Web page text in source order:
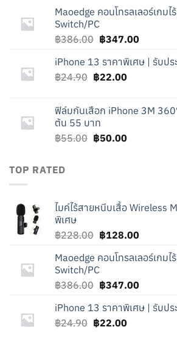
was:
฿228.00.
is:
Maoedge คอนโทรลเลอร์เกม
Switch/PC
฿386.00 Original
was:
฿386.00.
฿347.00Current
is:
iPhone 13 ราคาพิเศษ | รับป
฿24.90 Original
฿24.90.
฿22.00Current
฿22.00.
ฟิล์มกันเสือก iPhone 3M
ต้น 55 บาท
฿55.00 Original
฿50.00Current
TOP RATED
ไมค์ไร้สายหนีบเสื้อ Wireless
พิเศษ
฿228.00 Original
was:
฿228.00.
฿128.00Current
is:
Maoedge คอนโทรลเลอร์เกม
Switch/PC
฿386.00 Original
was:
฿386.00.
฿347.00Current
is:
iPhone 13 ราคาพิเศษ | รับป
฿24.90 Original
฿22.00Current